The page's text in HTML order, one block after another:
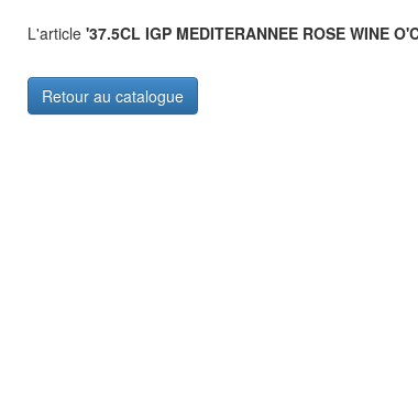
L'article '37.5CL IGP MEDITERANNEE ROSE WINE
Retour au catalogue